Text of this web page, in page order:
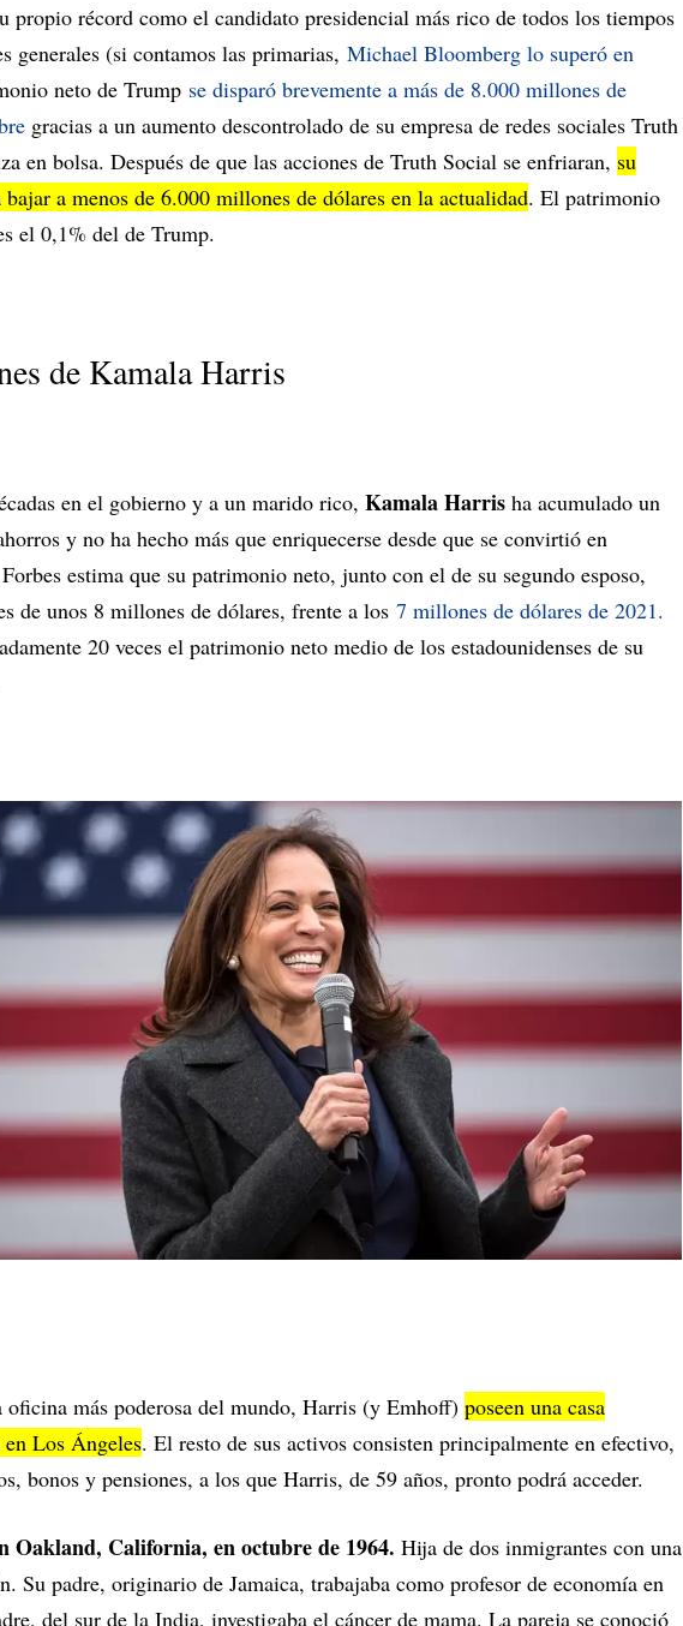
propio récord como el candidato presidencial más rico de todos los tiempos
generales (si contamos las primarias, Michael Bloomberg lo superó en
neto de Trump se disparó brevemente a más de 8.000 millones de
gracias a un aumento descontrolado de su empresa de redes sociales Truth
en bolsa. Después de que las acciones de Truth Social se enfriaran, su
a menos de 6.000 millones de dólares en la actualidad. El patrimonio
el 0,1% del de Trump.
de Kamala Harris
en el gobierno y a un marido rico, Kamala Harris ha acumulado un
y no ha hecho más que enriquecerse desde que se convirtió en
estima que su patrimonio neto, junto con el de su segundo esposo,
de unos 8 millones de dólares, frente a los 7 millones de dólares de 2021.
20 veces el patrimonio neto medio de los estadounidenses de su
oficina más poderosa del mundo, Harris (y Emhoff) poseen una casa
Los Ángeles. El resto de sus activos consisten principalmente en efectivo,
bonos y pensiones, a los que Harris, de 59 años, pronto podrá acceder.
Oakland, California, en octubre de 1964. Hija de dos inmigrantes con una
Su padre, originario de Jamaica, trabajaba como profesor de economía en
del sur de la India, investigaba el cáncer de mama. La pareja se conoció